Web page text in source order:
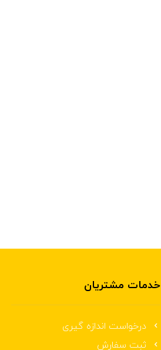
خدمات مشتریان
درخواست اندازه گیری
ثبت سفارش